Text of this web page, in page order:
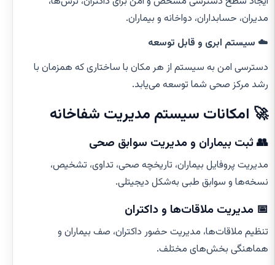
مدیران، حسابداران، دواخانه و بیماران.
☁️ سیستم ابری و قابل توسعه
دسترسی امن به سیستم از هر مکان با ساختاری که همزمان با
رشد مرکز صحی شما توسعه می‌یابد.
🚀 امکانات سیستم مدیریت شفاخانه
👥 ثبت بیماران و مدیریت سوابق صحی
مدیریت پروفایل بیماران، تاریخچه صحی، تداوی، تشخیص،
نسخه‌ها و سوابق طبی به‌شکل دیجیتلی.
📅 مدیریت ملاقات‌ها و داکتران
تنظیم ملاقات‌ها، مدیریت حضور داکتران، صف بیماران و
هماهنگی بخش‌های مختلف.